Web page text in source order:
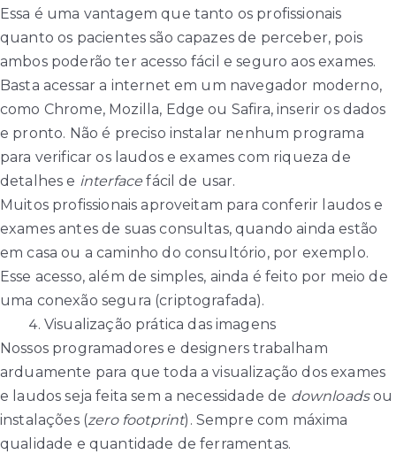
Essa é uma vantagem que tanto os profissionais
quanto os pacientes são capazes de perceber, pois
ambos poderão ter acesso fácil e seguro aos exames.
Basta acessar a internet em um navegador moderno,
como Chrome, Mozilla, Edge ou Safira, inserir os dados
e pronto. Não é preciso instalar nenhum programa
para verificar os laudos e exames com riqueza de
detalhes e interfacefácil de usar.
Muitos profissionais aproveitam para conferir laudos e
exames antes de suas consultas, quando ainda estão
em casa ou a caminho do consultório, por exemplo.
Esse acesso, além de simples, ainda é feito por meio de
uma conexão segura (criptografada).
Visualização prática das imagens
Nossos programadores e designers trabalham
arduamente para que toda a visualização dos exames
e laudos seja feita sem a necessidade de downloadsou
instalações (zero footprint). Sempre com máxima
qualidade e quantidade de ferramentas.